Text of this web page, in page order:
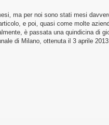
ma per noi sono stati mesi
e poi, quasi come molte
è passata una quindicina di
di Milano, ottenuta il 3 aprile 2013.